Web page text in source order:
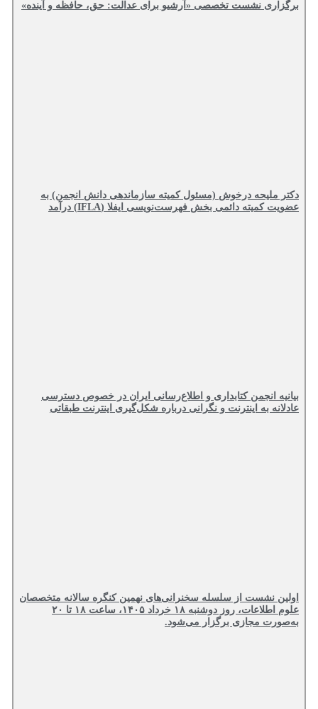
برگزاری نشست تخصصی «آرشیو برای عدالت: حق، حافظه و آینده»
دکتر ملیحه درخوش (مسئول کمیته سازماندهی دانش انجمن) به
عضویت کمیته دائمی بخش فهرست‌نویسی ایفلا (IFLA) درآمد
بیانیه انجمن کتابداری و اطلاع‌رسانی ایران در خصوص دسترسی
عادلانه به اینترنت و نگرانی درباره شکل‌گیری اینترنت طبقاتی
اولین نشست از سلسله سخنرانی‌های نهمین کنگره سالانه متخصصان
علوم اطلاعات، روز دوشنبه ۱۸ خرداد ۱۴۰۵، ساعت ۱۸ تا ۲۰
به‌صورت مجازی برگزار می‌شود.